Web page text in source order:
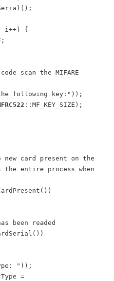
scan the MIFARE
following key:"));
::MF_KEY_SIZE);
the entire process when
"));
=